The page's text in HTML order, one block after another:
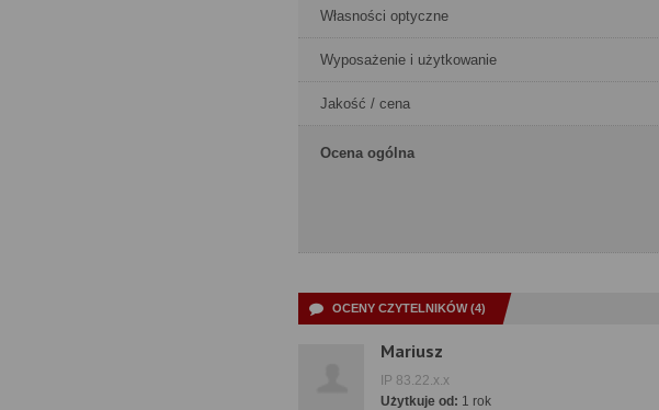
Własności optyczne
Wyposażenie i użytkowanie
Jakość / cena
Ocena ogólna
OCENY CZYTELNIKÓW (4)
Mariusz
IP 83.22.x.x
Użytkuje od: 1 rok